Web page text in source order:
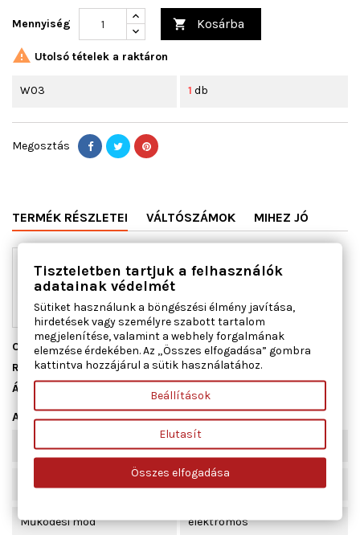
Mennyiség  Kosárba
 Utolsó tételek a raktáron
W03 1 db
Megosztás
TERMÉK RÉSZLETEI VÁLTÓSZÁMOK MIHEZ JÓ
Cikkszám 01.4664
Raktáron1 db
Állapot
Adatlap
Beépítési oldal jobb hátsó
Ajtók száma 4
Működési mód elektromos
Tiszteletben tartjuk a felhasználók
adatainak védelmét
Sütiket használunk a böngészési élmény javítása,
hirdetések vagy személyre szabott tartalom
megjelenítése, valamint a webhely forgalmának
elemzése érdekében. Az „Összes elfogadása” gombra
kattintva hozzájárul a sütik használatához.
Beállítások
Elutasít
Összes elfogadása